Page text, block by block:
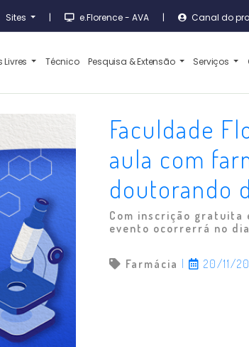
Sites | e.Florence - AVA | Canal do
Livres Técnico Pesquisa & Extensão Serviços
Faculdade
aula com
doutorando
Com inscrição gratuita
evento ocorrerrá no
Farmácia 20/11/